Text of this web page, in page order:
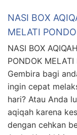
NASI BOX
MELATI
NASI BOX
PONDOK
Gembira bagi
ingin cepat
hari? Atau Anda
aqiqah karena
dengan cehkan